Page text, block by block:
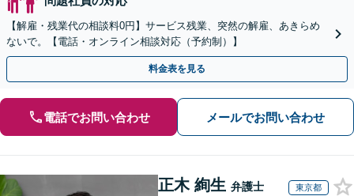
【解雇・残業代の相談料0円】サービス残業、突然の解雇、あきらめ
ないで。【電話・オンライン相談対応（予約制）】
料金表を見る
電話でお問い合わせ メールでお問い合わせ
正木 絢生 弁護士 東京都